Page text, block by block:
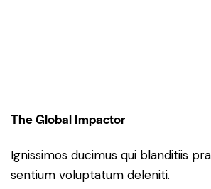
The Global Impactor
Ignissimos ducimus qui blanditiis
sentium voluptatum deleniti.